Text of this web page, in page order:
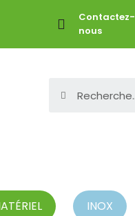
Contactez-
nous
INOX